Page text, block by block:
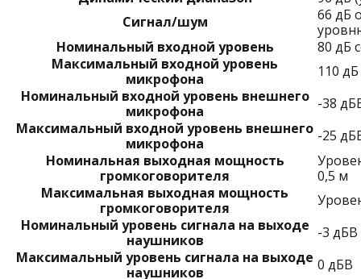
Сигнал/шум
66 дБ
Номинальный входной уровень
80 дБ
Максимальный входной уровень
микрофона
110
Номинальный входной уровень внешнего
микрофона
-38
Максимальный входной уровень внешнего
микрофона
-25
Номинальная выходная мощность
громкоговорителя
0,5 м
Максимальная выходная мощность
громкоговорителя
Номинальный уровень сигнала на выходе
наушников
-3 дБВ
Максимальный уровень сигнала на выходе
наушников
0 дБВ